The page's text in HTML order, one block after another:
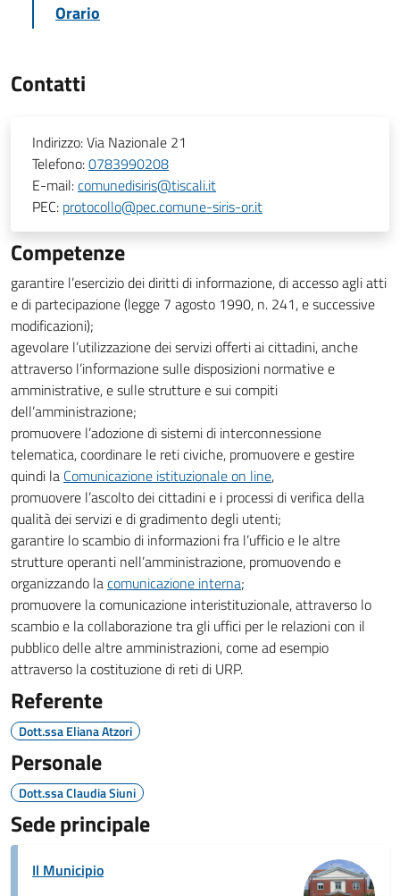
Orario
Contatti
Indirizzo:Via Nazionale 21
Telefono:0783990208
E-mail:comunedisiris@tiscali.it
PEC: protocollo@pec.comune-siris-or.it
Competenze
garantire l’esercizio dei diritti di informazione, di accesso agli atti
e di partecipazione (legge 7 agosto 1990, n. 241, e successive
modificazioni);
agevolare l’utilizzazione dei servizi offerti ai cittadini, anche
attraverso l’informazione sulle disposizioni normative e
amministrative, e sulle strutture e sui compiti
dell’amministrazione;
promuovere l’adozione di sistemi di interconnessione
telematica, coordinare le reti civiche, promuovere e gestire
quindi la Comunicazione istituzionale on line,
promuovere l’ascolto dei cittadini e i processi di verifica della
qualità dei servizi e di gradimento degli utenti;
garantire lo scambio di informazioni fra l’ufficio e le altre
strutture operanti nell’amministrazione, promuovendo e
organizzando lacomunicazione interna;
promuovere la comunicazione interistituzionale, attraverso lo
scambio e la collaborazione tra gli uffici per le relazioni con il
pubblico delle altre amministrazioni, come ad esempio
attraverso la costituzione di reti di URP.
Referente
Dott.ssa Eliana Atzori
Personale
Dott.ssa Claudia Siuni
Sede principale
Il Municipio